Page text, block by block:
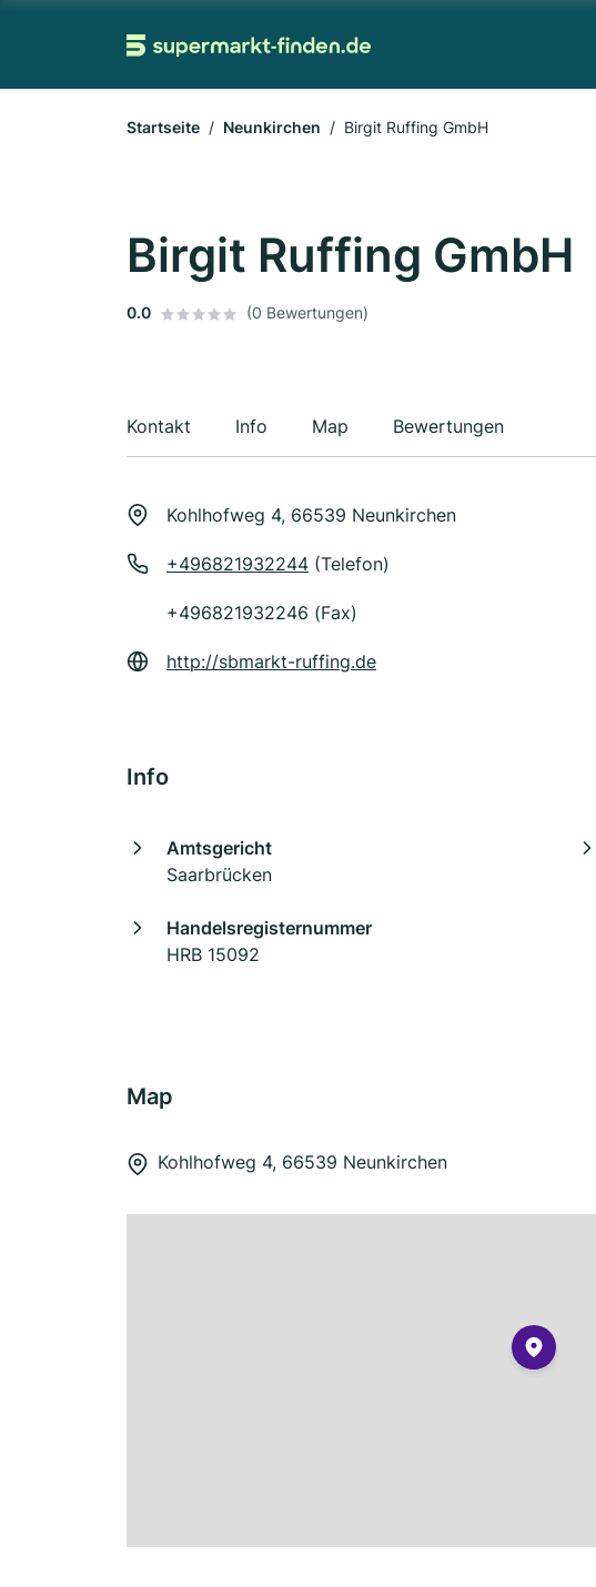
Startseite Neunkirchen Birgit Ruffing GmbH
Birgit Ruffing GmbH
0.0 (0 Bewertungen)
Kontakt Info Map Bewertungen
Kohlhofweg 4, 66539 Neunkirchen
+496821932244 (Telefon)
+496821932246 (Fax)
http://sbmarkt-ruffing.de
Info
Amtsgericht
Saarbrücken
Handelsregisternummer
HRB 15092
Map
Kohlhofweg 4, 66539 Neunkirchen